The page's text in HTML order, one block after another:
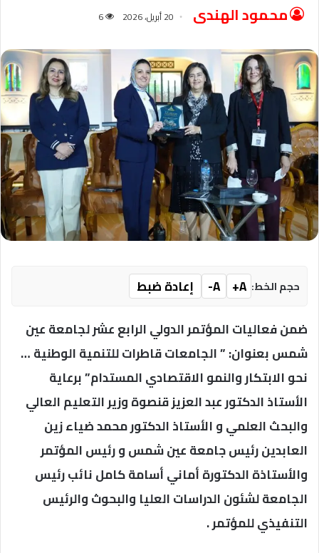
محمود الهندى 20 أبريل، 2026 6
حجم الخط: A+
A-
إعادة ضبط
ضمن فعاليات المؤتمر الدولي الرابع عشر لجامعة عين
شمس بعنوان: ” الجامعات قاطرات للتنمية الوطنية …
نحو الابتكار والنمو الاقتصادي المستدام” برعاية
الأستاذ الدكتور عبد العزيز قنصوة وزير التعليم العالي
والبحث العلمي و الأستاذ الدكتور محمد ضياء زين
العابدين رئيس جامعة عين شمس و رئيس المؤتمر
والأستاذة الدكتورة أماني أسامة كامل نائب رئيس
الجامعة لشئون الدراسات العليا والبحوث والرئيس
التنفيذي للمؤتمر .